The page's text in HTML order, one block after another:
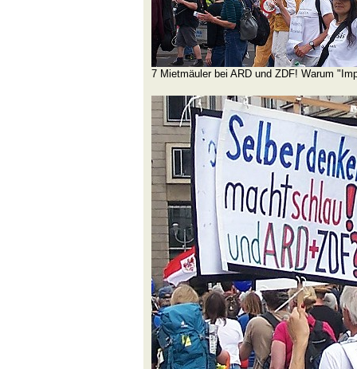
7 Mietmäuler bei ARD und ZDF! Warum